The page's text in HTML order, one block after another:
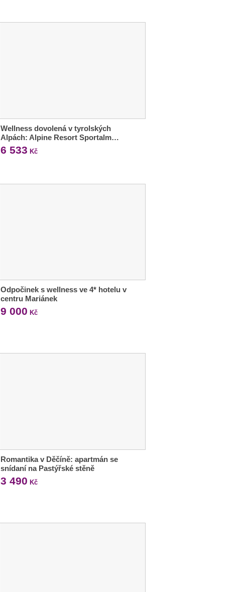
Wellness dovolená v tyrolských
Alpách: Alpine Resort Sportalm…
6 533 Kč
Odpočinek s wellness ve 4* hotelu v
centru Mariánek
9 000 Kč
Romantika v Děčíně: apartmán se
snídaní na Pastýřské stěně
3 490 Kč